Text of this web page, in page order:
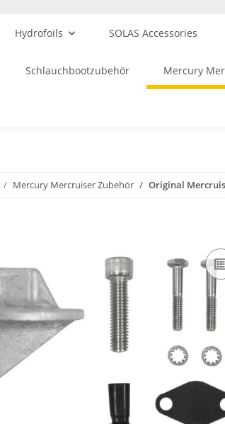
Hydrofoils SOLAS Accessories
Schlauchbootzubehör Mercury
Mercury Mercruiser Zubehör Original